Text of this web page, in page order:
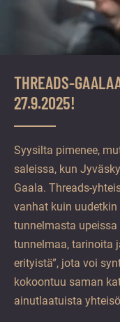
THREADS-
27.9.2025!
Syysilta pimenee,
saleissa, kun
Gaala. Threads-
vanhat kuin
tunnelmasta
tunnelmaa, tarinoita
erityistä”, jota voi
kokoontuu saman
ainutlaatuista